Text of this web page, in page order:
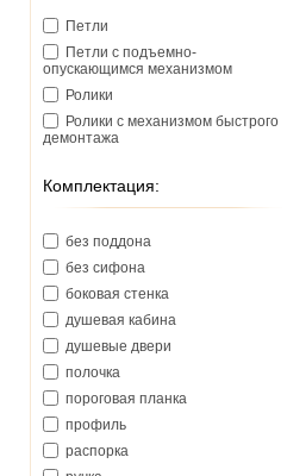
Петли
Петли с подъемно-
опускающимся механизмом
Ролики
Ролики с механизмом быстрого
демонтажа
Комплектация:
без поддона
без сифона
боковая стенка
душевая кабина
душевые двери
полочка
пороговая планка
профиль
распорка